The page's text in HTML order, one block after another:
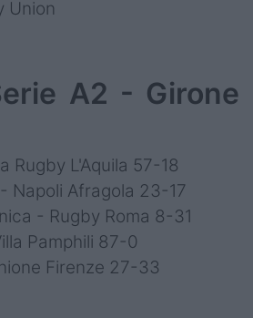
Union
A2 - Girone
Rugby L'Aquila 57-18
Napoli Afragola 23-17
- Rugby Roma 8-31
Pamphili 87-0
Firenze 27-33